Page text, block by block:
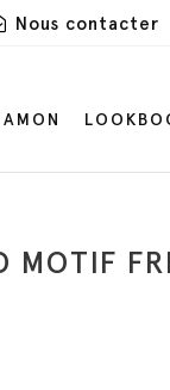
Nous contacter
MOTIF